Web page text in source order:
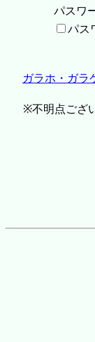
パスワ
パス
ガラホ・ガラ
※不明点ござ